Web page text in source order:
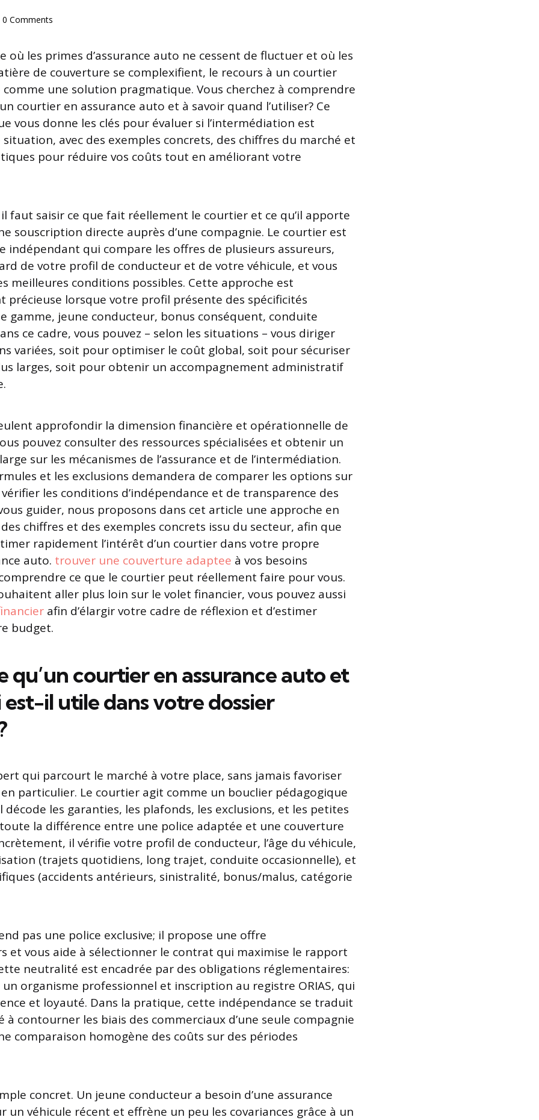
0 Comments
où les primes d’assurance auto ne cessent de fluctuer et où les
de couverture se complexifient, le recours à un courtier
une solution pragmatique. Vous cherchez à comprendre
courtier en assurance auto et à savoir quand l’utiliser? Ce
vous donne les clés pour évaluer si l’intermédiation est
avec des exemples concrets, des chiffres du marché et
pour réduire vos coûts tout en améliorant votre
faut saisir ce que fait réellement le courtier et ce qu’il apporte
souscription directe auprès d’une compagnie. Le courtier est
indépendant qui compare les offres de plusieurs assureurs,
de votre profil de conducteur et de votre véhicule, et vous
meilleures conditions possibles. Cette approche est
précieuse lorsque votre profil présente des spécificités
gamme, jeune conducteur, bonus conséquent, conduite
ce cadre, vous pouvez – selon les situations – vous diriger
variées, soit pour optimiser le coût global, soit pour sécuriser
larges, soit pour obtenir un accompagnement administratif
approfondir la dimension financière et opérationnelle de
pouvez consulter des ressources spécialisées et obtenir un
sur les mécanismes de l’assurance et de l’intermédiation.
et les exclusions demandera de comparer les options sur
les conditions d’indépendance et de transparence des
guider, nous proposons dans cet article une approche en
chiffres et des exemples concrets issu du secteur, afin que
rapidement l’intérêt d’un courtier dans votre propre
auto. trouver une couverture adaptee à vos besoins
ce que le courtier peut réellement faire pour vous.
aller plus loin sur le volet financier, vous pouvez aussi
afin d’élargir votre cadre de réflexion et d’estimer
budget.
qu’un courtier en assurance auto et
il utile dans votre dossier
qui parcourt le marché à votre place, sans jamais favoriser
particulier. Le courtier agit comme un bouclier pédagogique
décode les garanties, les plafonds, les exclusions, et les petites
la différence entre une police adaptée et une couverture
il vérifie votre profil de conducteur, l’âge du véhicule,
(trajets quotidiens, long trajet, conduite occasionnelle), et
(accidents antérieurs, sinistralité, bonus/malus, caté­gorie
pas une police exclusive; il propose une offre
et vous aide à sélectionner le contrat qui maximise le rapport
neutralité est encadrée par des obligations réglementaires:
organisme professionnel et inscription au registre ORIAS, qui
et loyauté. Dans la pratique, cette indépendance se traduit
à contourner les biais des commerciaux d’une seule compagnie
comparaison homogène des coûts sur des périodes
concret. Un jeune conducteur a besoin d’une assurance
un véhicule récent et effrène un peu les covariances grâce à un